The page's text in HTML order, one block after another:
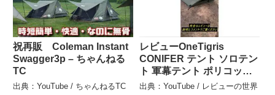
祝再販 Coleman Instant
Swagger3p – ちゃんねる
TC
出典：YouTube / ちゃんねるTC
レビューOneTigris
CONIFER テント ソロテン
ト 軍幕テント ポリコット
ンT/C 二股ポール 二又フレ
出典：YouTube / レビューの世界